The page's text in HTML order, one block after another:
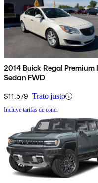
2014 Buick Regal Premium I
Sedan FWD
$11,579 Trato justo
Incluye tarifas de conc.